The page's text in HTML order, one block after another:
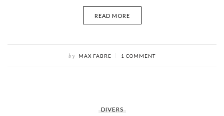
READ MORE
by MAX FABRE 1 COMMENT
DIVERS